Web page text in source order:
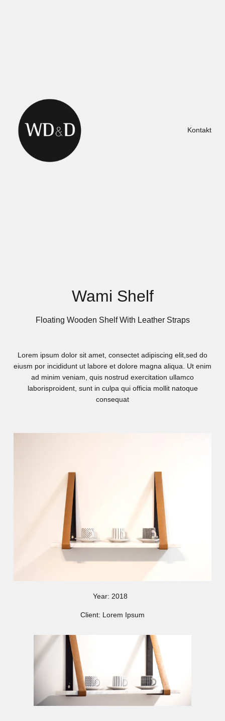
Kontakt
Wami Shelf
Floating Wooden Shelf With Leather Straps
Lorem ipsum dolor sit amet, consectet adipiscing elit,sed do
eiusm por incididunt ut labore et dolore magna aliqua. Ut enim
ad minim veniam, quis nostrud exercitation ullamco
laborisproident, sunt in culpa qui officia mollit natoque
consequat
Year: 2018
Client: Lorem Ipsum